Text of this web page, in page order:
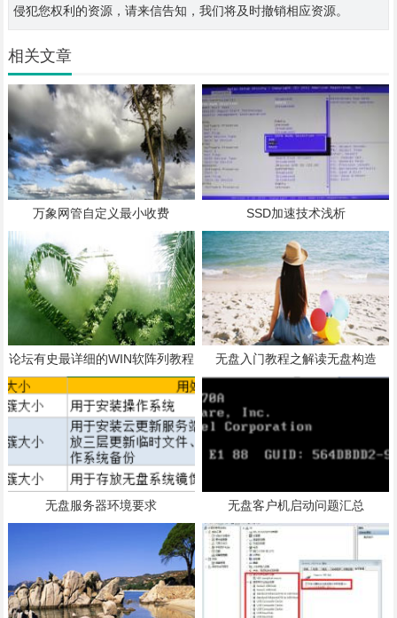
侵犯您权利的资源，请来信告知，我们将及时撤销相应资源。
相关文章
万象网管自定义最小收费 SSD加速技术浅析
论坛有史最详细的WIN软阵列教程 无盘入门教程之解读无盘构造
无盘服务器环境要求 无盘客户机启动问题汇总